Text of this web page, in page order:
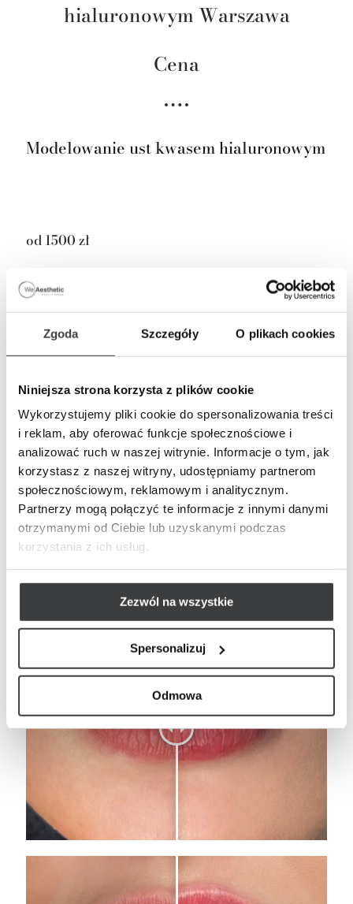
Zgoda Szczegóły O plikach cookies
Niniejsza strona korzysta z plików cookie
Wykorzystujemy pliki cookie do spersonalizowania treści
i reklam, aby oferować funkcje społecznościowe i
analizować ruch w naszej witrynie. Informacje o tym, jak
korzystasz z naszej witryny, udostępniamy partnerom
społecznościowym, reklamowym i analitycznym.
Partnerzy mogą połączyć te informacje z innymi danymi
otrzymanymi od Ciebie lub uzyskanymi podczas
korzystania z ich usług.
Zezwól na wszystkie
Spersonalizuj
Odmowa
hialuronowym Warszawa
Cena
Modelowanie ust kwasem hialuronowym
od 1500 zł
Modelowanie ust kwasem
hialuronowym przed i po